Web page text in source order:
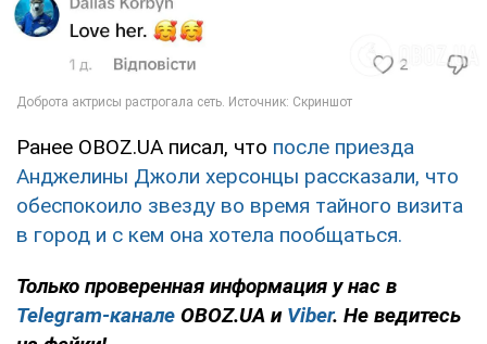
Ранее OBOZ.UA писал, что после приезда
Анджелины Джоли херсонцы рассказали, что
обеспокоило звезду во время тайного визита
в город и с кем она хотела пообщаться.
Только проверенная информация у нас в
Telegram-канале OBOZ.UA и Viber. Не ведитесь